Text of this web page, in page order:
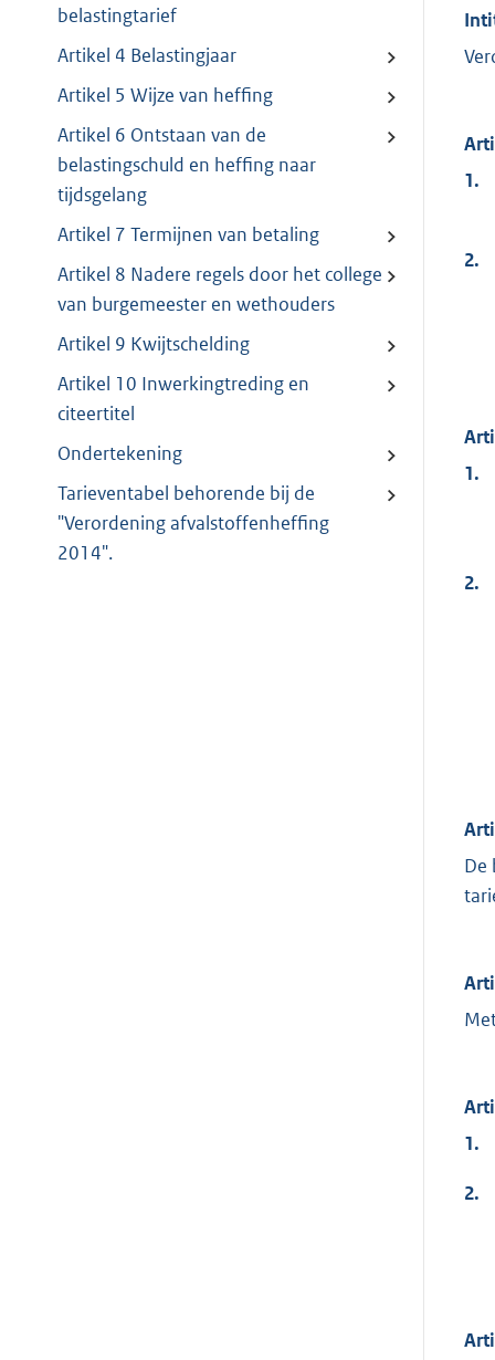
belastingtarief
Artikel 4 Belastingjaar
Artikel 5 Wijze van heffing
Artikel 6 Ontstaan van de
belastingschuld en heffing naar
tijdsgelang
Artikel 7 Termijnen van betaling
Artikel 8 Nadere regels door het college
van burgemeester en wethouders
Artikel 9 Kwijtschelding
Artikel 10 Inwerkingtreding en
citeertitel
Ondertekening
Tarieventabel behorende bij de
"Verordening afvalstoffenheffing
2014".
1.
2.
1.
2.
De
1.
2.